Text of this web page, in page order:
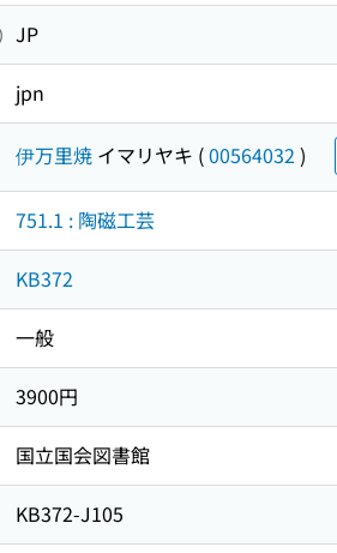
JP
jpn
伊万里焼 イマリヤキ (00564032 )
751.1 : 陶磁工芸
KB372
一般
3900円
国立国会図書館
KB372-J105